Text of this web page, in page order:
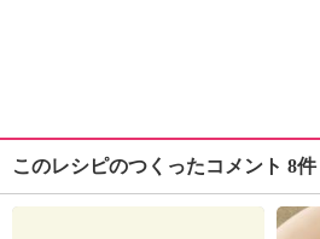
このレシピのつくったコメント 8件